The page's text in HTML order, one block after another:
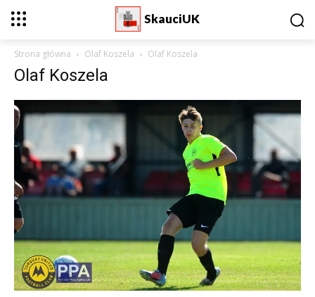
SkauciUK
Strona główna Olaf Koszela Olaf Koszela
Olaf Koszela